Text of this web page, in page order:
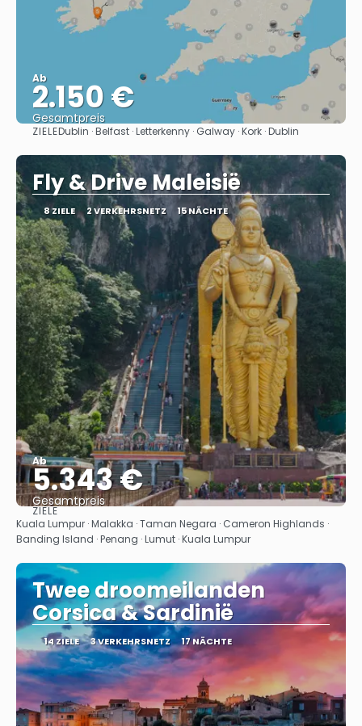
Ab
2.150 €
Gesamtpreis
Sehen
ZIELEDublin · Belfast · Letterkenny · Galway · Kork · Dublin
Fly & Drive Maleisië
8 ZIELE 2 VERKEHRSNETZ 15 NÄCHTE
Ab
5.343 €
Gesamtpreis
Sehen
ZIELE
Kuala Lumpur · Malakka · Taman Negara · Cameron Highlands ·
Banding Island · Penang · Lumut · Kuala Lumpur
Twee droomeilanden
Corsica & Sardinië
14 ZIELE 3 VERKEHRSNETZ 17 NÄCHTE